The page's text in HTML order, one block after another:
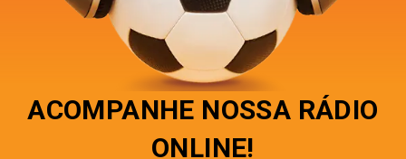
ACOMPANHE NOSSA RÁDIO
ONLINE!